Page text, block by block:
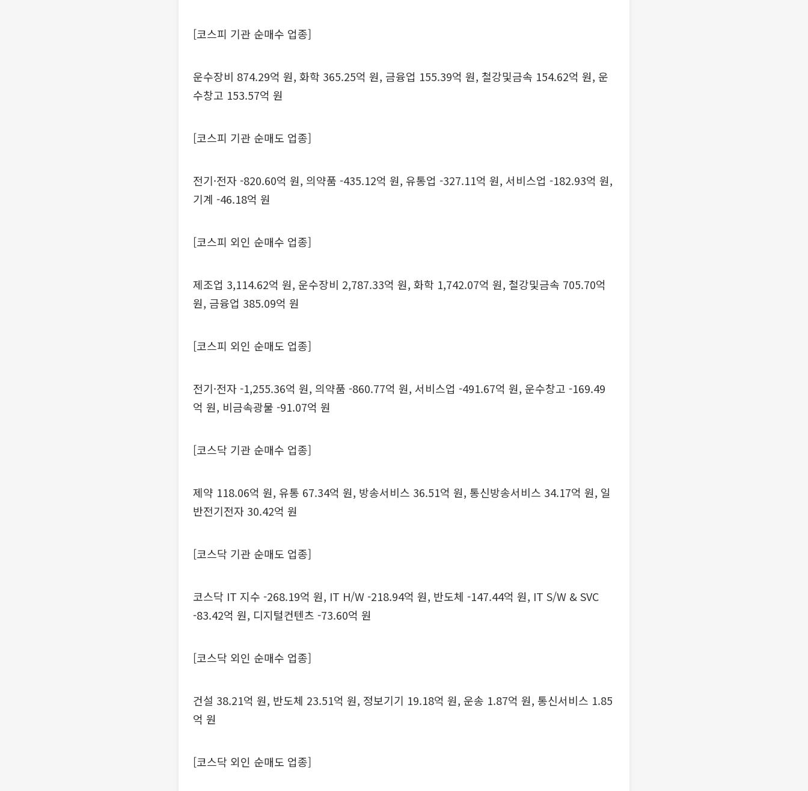
[코스피 기관 순매수 업종]
운수장비 874.29억 원, 화학 365.25억 원, 금융업 155.39억 원, 철강및금속 154.62억 원, 운
수창고 153.57억 원
[코스피 기관 순매도 업종]
전기·전자 -820.60억 원, 의약품 -435.12억 원, 유통업 -327.11억 원, 서비스업 -182.93억 원,
기계 -46.18억 원
[코스피 외인 순매수 업종]
제조업 3,114.62억 원, 운수장비 2,787.33억 원, 화학 1,742.07억 원, 철강및금속 705.70억
원, 금융업 385.09억 원
[코스피 외인 순매도 업종]
전기·전자 -1,255.36억 원, 의약품 -860.77억 원, 서비스업 -491.67억 원, 운수창고 -169.49
억 원, 비금속광물 -91.07억 원
[코스닥 기관 순매수 업종]
제약 118.06억 원, 유통 67.34억 원, 방송서비스 36.51억 원, 통신방송서비스 34.17억 원, 일
반전기전자 30.42억 원
[코스닥 기관 순매도 업종]
코스닥 IT 지수 -268.19억 원, IT H/W -218.94억 원, 반도체 -147.44억 원, IT S/W & SVC
-83.42억 원, 디지털컨텐츠 -73.60억 원
[코스닥 외인 순매수 업종]
건설 38.21억 원, 반도체 23.51억 원, 정보기기 19.18억 원, 운송 1.87억 원, 통신서비스 1.85
억 원
[코스닥 외인 순매도 업종]